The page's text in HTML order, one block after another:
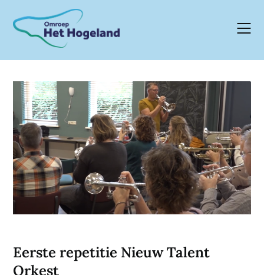
content
Eerste repetitie Nieuw Talent
Orkest